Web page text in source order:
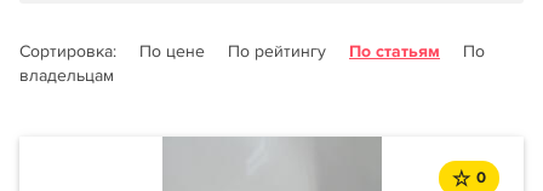
Сортировка: По цене По рейтингу По статьям
По
владельцам
0